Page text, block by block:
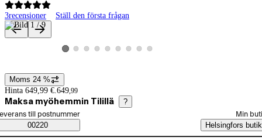
3recensioner Ställ den första frågan
Produktbilder och videor
Visa produktbild 1
Visa produktbild 2
Visa produktbild 3
Visa produktbild 4
Visa produktbild 5
Visa produktbild 6
Visa produktbild 7
Visa produktbild 8
Visa produktbild 9
Prisinformation
Moms 24 %
Hinta 649,99 €. 649,99
Maksa myöhemmin Tilillä ?
Saatavuustiedot
beställningssätt
till postnummer
00220
Min
Helsingfors butik